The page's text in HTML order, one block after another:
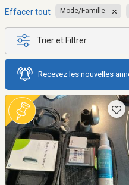
Effacer tout Mode/Famille
Trier et Filtrer
Recevez les nouvelles